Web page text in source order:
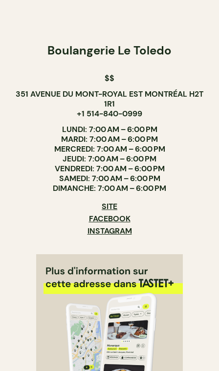
Boulangerie Le Toledo
$$
351 AVENUE DU MONT-ROYAL EST MONTRÉAL H2T
1R1
+1 514-840-0999
LUNDI: 7:00 AM – 6:00 PM
MARDI: 7:00 AM – 6:00 PM
MERCREDI: 7:00 AM – 6:00 PM
JEUDI: 7:00 AM – 6:00 PM
VENDREDI: 7:00 AM – 6:00 PM
SAMEDI: 7:00 AM – 6:00 PM
DIMANCHE: 7:00 AM – 6:00 PM
SITE
FACEBOOK
INSTAGRAM